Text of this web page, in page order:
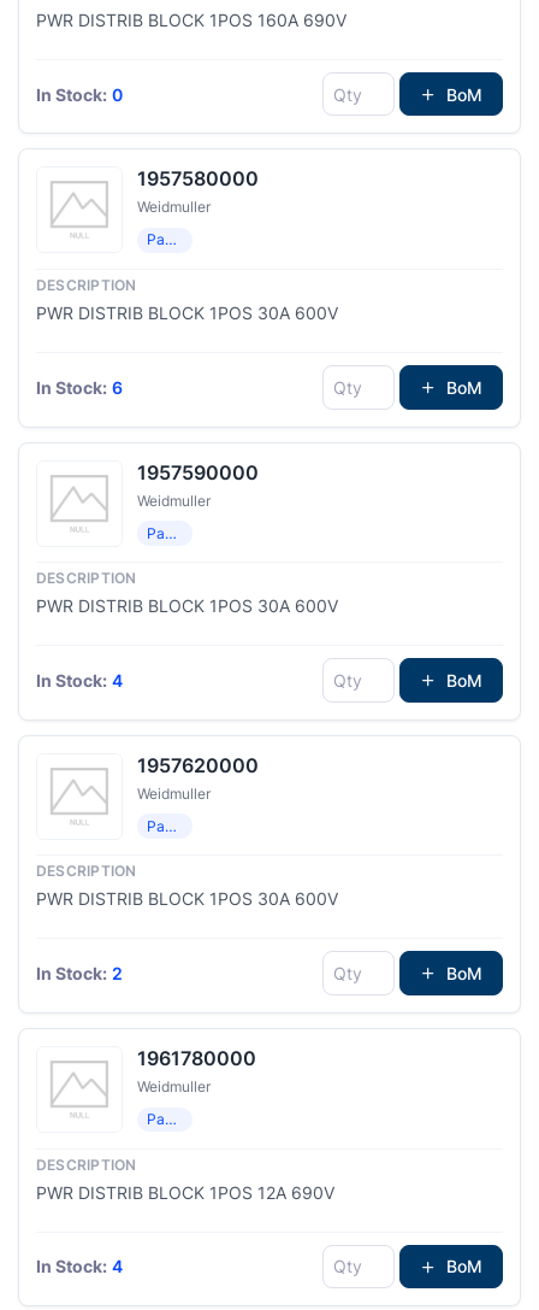
PWR DISTRIB BLOCK 1POS 160A 690V
In Stock: 0 BoM
1957580000
Weidmuller
Распределение мощности
PWR DISTRIB BLOCK 1POS 30A 600V
In Stock: 6 BoM
1957590000
Weidmuller
Распределение мощности
PWR DISTRIB BLOCK 1POS 30A 600V
In Stock: 4 BoM
1957620000
Weidmuller
Распределение мощности
PWR DISTRIB BLOCK 1POS 30A 600V
In Stock: 2 BoM
1961780000
Weidmuller
Распределение мощности
PWR DISTRIB BLOCK 1POS 12A 690V
In Stock: 4 BoM